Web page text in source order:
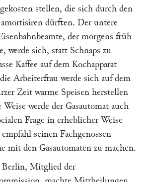
stellen, die sich durch den
amortisiren dürften. Der untere
der morgens früh
werde sich, statt Schnaps zu
Kaffee auf dem Kochapparat
Arbeiterfrau werde sich auf dem
Zeit warme Speisen herstellen
werde der Gasautomat auch
Frage in erheblicher Weise
seinen Fachgenossen
mit den Gasautomaten zu machen.
Mitglied der